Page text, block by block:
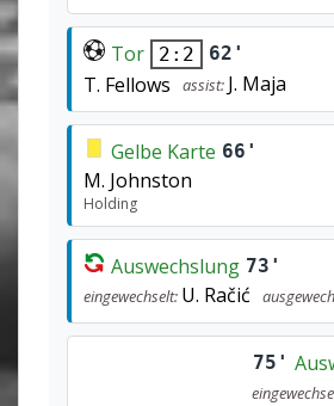
Tor 2:2 62'
T. Fellows assist: J. Maja
Gelbe Karte 66'
M. Johnston
Holding
Auswechslung 73'
eingewechselt: U. Račić
75'